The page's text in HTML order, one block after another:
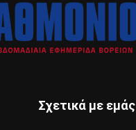
Σχετικά με εμάς